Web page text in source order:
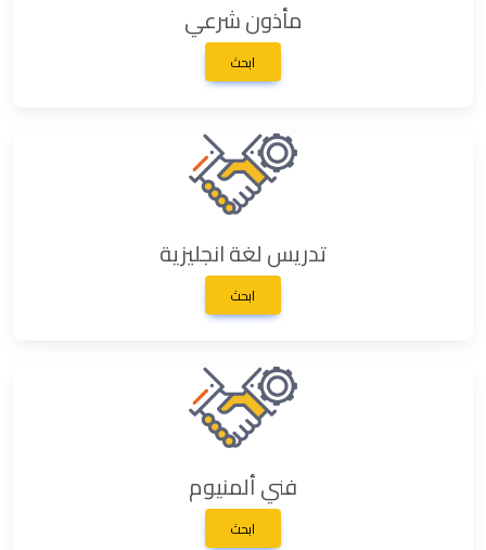
مأذون شرعي
ابحث
تدريس لغة انجليزية
ابحث
فني ألمنيوم
ابحث